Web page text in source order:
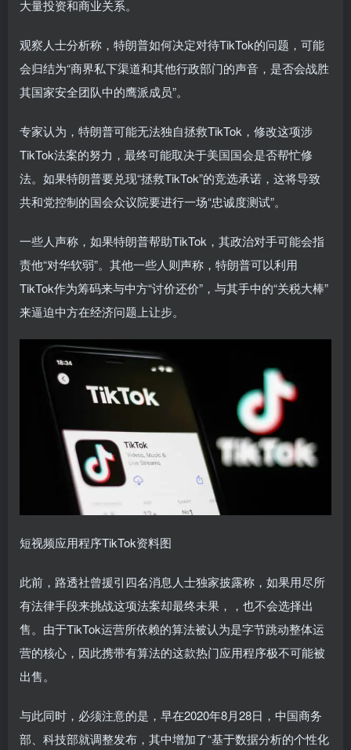
大量投资和商业关系。
观察人士分析称，特朗普如何决定对待TikTok的问题，可能
会归结为“商界私下渠道和其他行政部门的声音，是否会战胜
其国家安全团队中的鹰派成员”。
专家认为，特朗普可能无法独自拯救TikTok，修改这项涉
TikTok法案的努力，最终可能取决于美国国会是否帮忙修
法。如果特朗普要兑现“拯救TikTok”的竞选承诺，这将导致
共和党控制的国会众议院要进行一场“忠诚度测试”。
一些人声称，如果特朗普帮助TikTok，其政治对手可能会指
责他“对华软弱”。其他一些人则声称，特朗普可以利用
TikTok作为筹码来与中方“讨价还价”，与其手中的“关税大棒”
来逼迫中方在经济问题上让步。
短视频应用程序TikTok资料图
此前，路透社曾援引四名消息人士独家披露称，如果用尽所
有法律手段来挑战这项法案却最终未果，，也不会选择出
售。由于TikTok运营所依赖的算法被认为是字节跳动整体运
营的核心，因此携带有算法的这款热门应用程序极不可能被
出售。
与此同时，必须注意的是，早在2020年8月28日，中国商务
部、科技部就调整发布，其中增加了“基于数据分析的个性化